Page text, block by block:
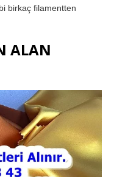
birkaç filamentten
ALAN